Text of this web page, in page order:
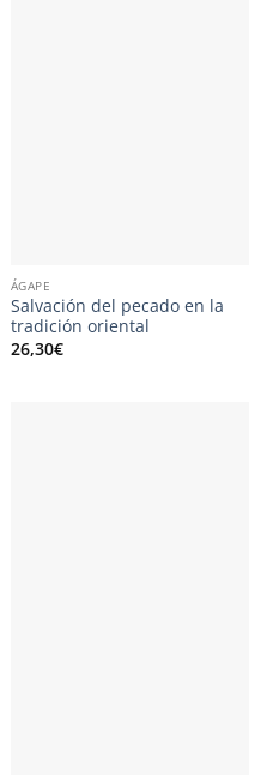
ÁGAPE
Salvación del pecado en la
tradición oriental
26,30€